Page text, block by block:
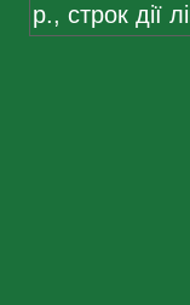
р., строк дії